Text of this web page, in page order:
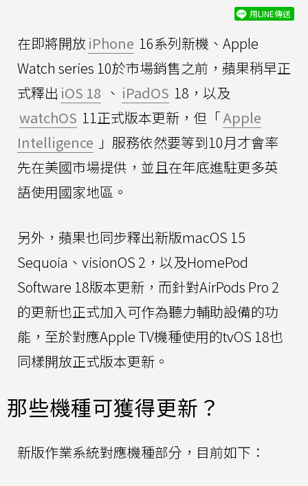
用LINE傳送
在即將開放iPhone 16系列新機、Apple
Watch series 10於市場銷售之前，蘋果稍早正
式釋出 iOS 18 、 iPadOS 18，以及
watchOS 11正式版本更新，但「Apple
Intelligence 」服務依然要等到10月才會率
先在美國市場提供，並且在年底進駐更多英
語使用國家地區。
另外，蘋果也同步釋出新版macOS 15
Sequoia、visionOS 2，以及HomePod
Software 18版本更新，而針對AirPods Pro 2
的更新也正式加入可作為聽力輔助設備的功
能，至於對應Apple TV機種使用的tvOS 18也
同樣開放正式版本更新。
那些機種可獲得更新？
新版作業系統對應機種部分，目前如下：